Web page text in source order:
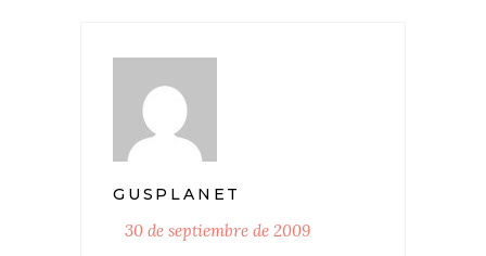
GUSPLANET
30 de septiembre de 2009